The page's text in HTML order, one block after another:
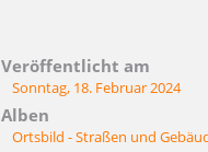
Veröffentlicht am
Sonntag, 18. Februar 2024
Alben
Ortsbild - Straßen und